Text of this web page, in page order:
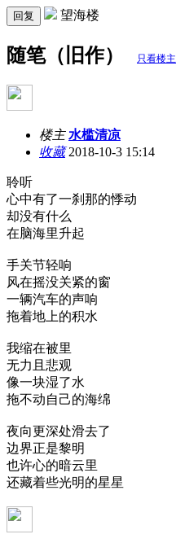
回复 望海楼
随笔（旧作） 只看楼主
楼主 水槛清凉
收藏2018-10-3 15:14
聆听
心中有了一刹那的悸动
却没有什么
在脑海里升起
手关节轻响
风在摇没关紧的窗
一辆汽车的声响
拖着地上的积水
我缩在被里
无力且悲观
像一块湿了水
拖不动自己的海绵
夜向更深处滑去了
边界正是黎明
也许心的暗云里
还藏着些光明的星星